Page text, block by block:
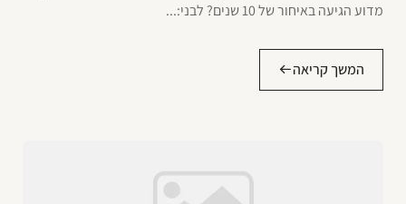
מדוע הגיעה באיחור של 10 שנים? לבני:...
המשך קריאה